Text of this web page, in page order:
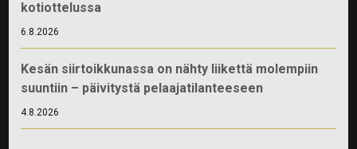
kotiottelussa
6.8.2026
Kesän siirtoikkunassa on nähty liikettä molempiin
suuntiin – päivitystä pelaajatilanteeseen
4.8.2026